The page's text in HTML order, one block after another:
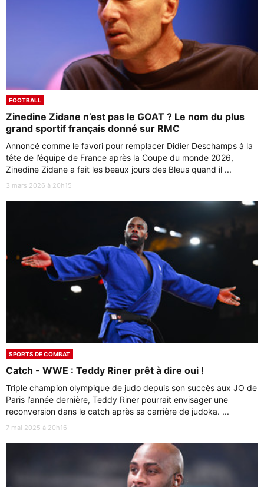
FOOTBALL
Zinedine Zidane n’est pas le GOAT ? Le nom du plus
grand sportif français donné sur RMC
Annoncé comme le favori pour remplacer Didier Deschamps à la
tête de l’équipe de France après la Coupe du monde 2026,
Zinedine Zidane a fait les beaux jours des Bleus quand il ...
3 mars 2026 à 20h15
SPORTS DE COMBAT
Catch - WWE : Teddy Riner prêt à dire oui !
Triple champion olympique de judo depuis son succès aux JO de
Paris l’année dernière, Teddy Riner pourrait envisager une
reconversion dans le catch après sa carrière de judoka. ...
7 mai 2025 à 20h16